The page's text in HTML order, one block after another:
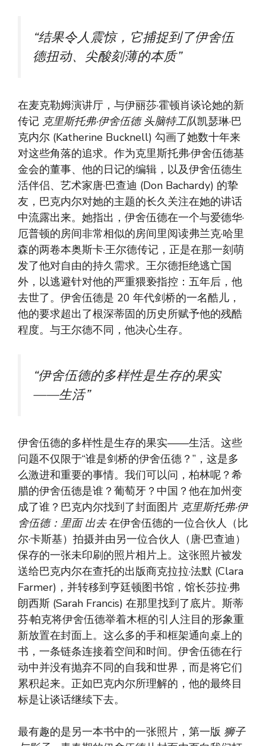
“结果令人震惊，它捕捉到了伊舍伍
德扭动、尖酸刻薄的本质”
在麦克勒姆演讲厅，与伊丽莎·霍顿肖谈论她的新
传记 克里斯托弗·伊舍伍德 头脑特工队凯瑟琳·巴
克内尔 (Katherine Bucknell) 勾画了她数十年来
对这些角落的追求。作为克里斯托弗·伊舍伍德基
金会的董事、他的日记的编辑，以及伊舍伍德生
活伴侣、艺术家唐·巴查迪 (Don Bachardy) 的挚
友，巴克内尔对她的主题的长久关注在她的讲话
中流露出来。她指出，伊舍伍德在一个与爱德华·
厄普顿的房间非常相似的房间里阅读弗兰克·哈里
森的两卷本奥斯卡·王尔德传记，正是在那一刻萌
发了他对自由的持久需求。王尔德拒绝逃亡国
外，以逃避针对他的严重猥亵指控：五年后，他
去世了。伊舍伍德是 20 年代剑桥的一名酷儿，
他的要求超出了根深蒂固的历史所赋予他的残酷
程度。与王尔德不同，他决心生存。
“伊舍伍德的多样性是生存的果实
——生活”
伊舍伍德的多样性是生存的果实——生活。这些
问题不仅限于“谁是剑桥的伊舍伍德？”，这是多
么激进和重要的事情。我们可以问，柏林呢？希
腊的伊舍伍德是谁？葡萄牙？中国？他在加州变
成了谁？巴克内尔找到了封面图片 克里斯托弗·伊
舍伍德：里面 出去在伊舍伍德的一位合伙人（比
尔·卡斯基）拍摄并由另一位合伙人（唐·巴查迪）
保存的一张未印刷的照片相片上。这张照片被发
送给巴克内尔在查托的出版商克拉拉·法默 (Clara
Farmer)，并转移到亨廷顿图书馆，馆长莎拉·弗
朗西斯 (Sarah Francis) 在那里找到了底片。斯蒂
芬·帕克将伊舍伍德举着木框的引人注目的形象重
新放置在封面上。这么多的手和框架通向桌上的
书，一条链条连接着空间和时间。伊舍伍德在行
动中并没有抛弃不同的自我和世界，而是将它们
累积起来。正如巴克内尔所理解的，他的最终目
标是让谈话继续下去。
最有趣的是另一本书中的一张照片，第一版 狮子